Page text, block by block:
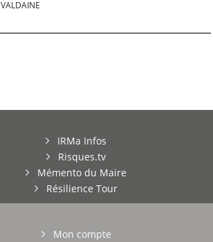
VALDAINE
IRMa Infos
Risques.tv
Mémento du Maire
Résilience Tour
Mon compte